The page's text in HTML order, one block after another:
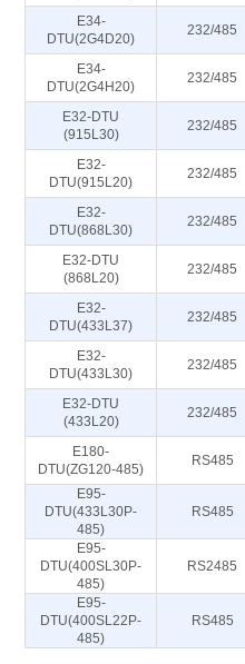
E34-
DTU(2G4D20)
232/485
E34-
DTU(2G4H20)
232/485
E32-DTU
(915L30)
232/485
E32-
DTU(915L20)
232/485
E32-
DTU(868L30)
232/485
E32-DTU
(868L20)
232/485
E32-
DTU(433L37)
232/485
E32-
DTU(433L30)
232/485
E32-DTU
(433L20)
232/485
E180-
DTU(ZG120-485)
RS485
E95-
DTU(433L30P-
485)
RS485
E95-
DTU(400SL30P-
485)
RS2485
E95-
DTU(400SL22P-
485)
RS485